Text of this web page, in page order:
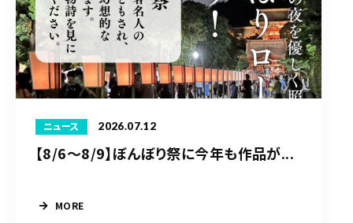
ニュース 2026.07.12
【8/6〜8/9】ぼんぼり祭に今年も作品が...
MORE